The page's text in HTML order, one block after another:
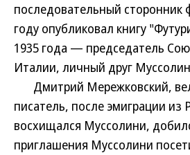
последовательный сторонник
году опубликовал книгу
1935 года — председатель
Италии, личный друг
Дмитрий Мережковский,
писатель, после эмиграции из
восхищался Муссолини,
приглашения Муссолини